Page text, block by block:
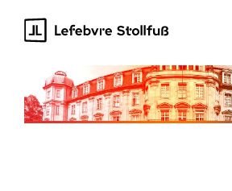
springen